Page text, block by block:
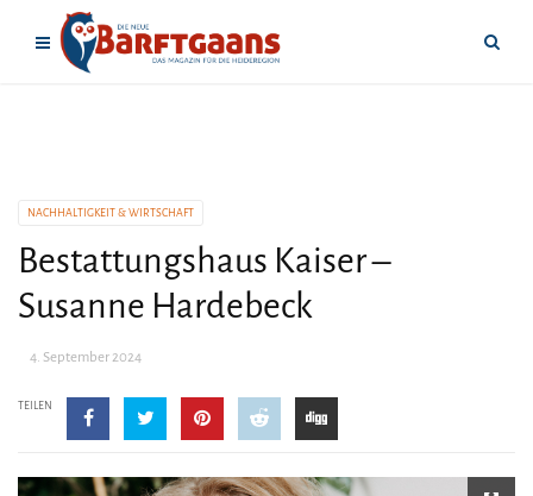
NACHHALTIGKEIT & WIRTSCHAFT
Bestattungshaus Kaiser –
Susanne Hardebeck
4. September 2024
TEILEN